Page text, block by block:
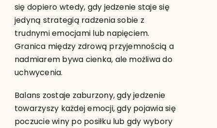
się dopiero wtedy, gdy jedzenie staje się
jedyną strategią radzenia sobie z
trudnymi emocjami lub napięciem.
Granica między zdrową przyjemnością a
nadmiarem bywa cienka, ale możliwa do
uchwycenia.
Balans zostaje zaburzony, gdy jedzenie
towarzyszy każdej emocji, gdy pojawia się
poczucie winy po posiłku lub gdy wybory